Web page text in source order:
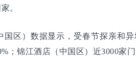
。
区）数据显示，受春节探亲和
；锦江酒店（中国区）近3000家门